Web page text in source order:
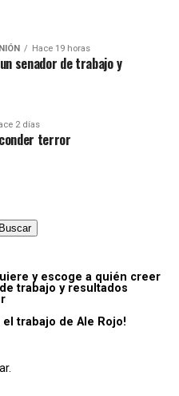
Hace 19 horas
senador de trabajo y
2 días
terror
Buscar
y escoge a quién creer
trabajo y resultados
el trabajo de Ale Rojo!